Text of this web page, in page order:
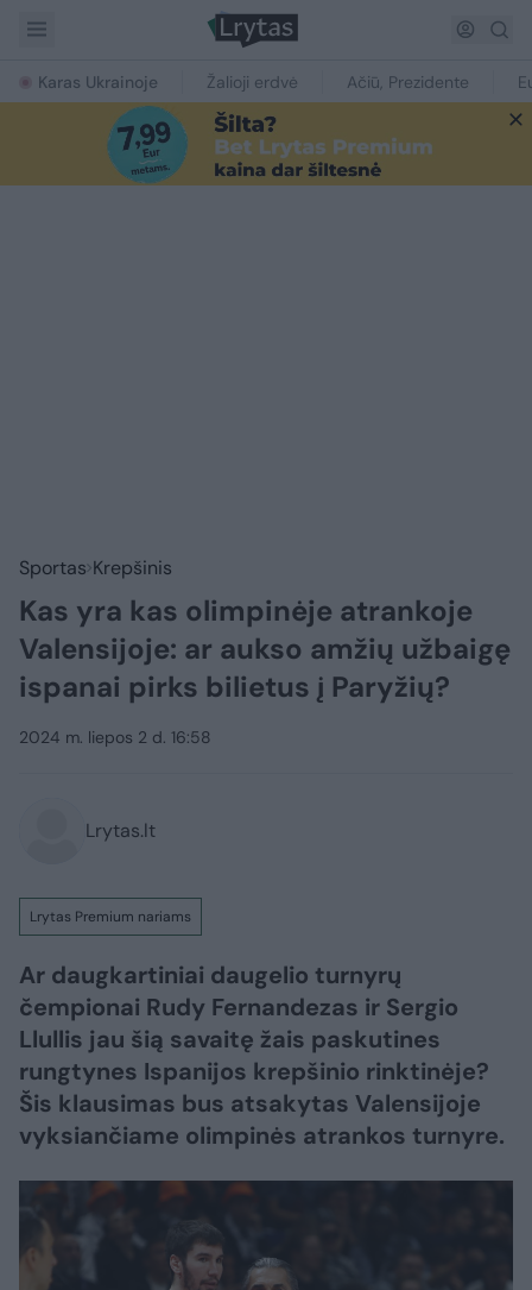
Karas Ukrainoje Žalioji erdvė Ačiū, Prezidente
Sportas Krepšinis
Kas yra kas olimpinėje atrankoje
Valensijoje: ar aukso amžių užbaigę
ispanai pirks bilietus į Paryžių?
2024 m. liepos 2 d. 16:58
Lrytas.lt
Lrytas Premium nariams
Ar daugkartiniai daugelio turnyrų
čempionai Rudy Fernandezas ir Sergio
Llullis jau šią savaitę žais paskutines
rungtynes Ispanijos krepšinio rinktinėje?
Šis klausimas bus atsakytas Valensijoje
vyksiančiame olimpinės atrankos turnyre.